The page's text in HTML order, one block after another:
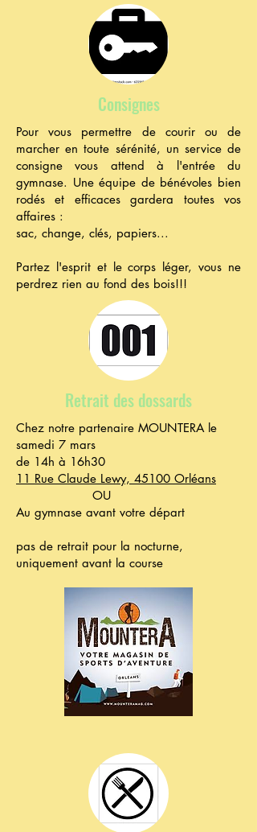
Consignes
Pour vous permettre de courir ou de
marcher en toute sérénité, un service de
consigne vous attend à l'entrée du
gymnase. Une équipe de bénévoles bien
rodés et efficaces gardera toutes vos
affaires :
sac, change, clés, papiers...
Partez l'esprit et le corps léger, vous ne
perdrez rien au fond des bois!!!
Retrait des dossards
Chez notre partenaire MOUNTERA le
samedi 7 mars
de 14h à 16h30
11 Rue Claude Lewy, 45100 Orléans
OU
Au gymnase avant votre départ
pas de retrait pour la nocturne,
uniquement avant la course